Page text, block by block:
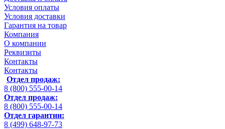
Условия оплаты
Условия доставки
Гарантия на товар
Компания
О компании
Реквизиты
Контакты
Контакты
Отдел продаж:
8 (800) 555-00-14
Отдел продаж:
8 (800) 555-00-14
Отдел гарантии:
8 (499) 648-97-73